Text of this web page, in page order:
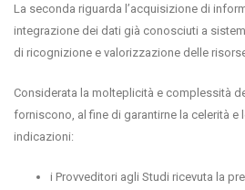
La seconda riguarda l’acquisizione di
integrazione dei dati già conosciuti a
di ricognizione e valorizzazione delle
Considerata la molteplicità e complessità
forniscono, al fine di garantirne la celerità e
indicazioni:
i Provveditori agli Studi ricevuta la